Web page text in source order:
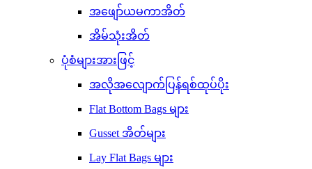
အဖျော်ယမကာအိတ်
အိမ်သုံးအိတ်
ပုံစံများအားဖြင့်
အလိုအလျောက်ပြန်ရစ်ထုပ်ပိုး
Flat Bottom Bags များ
Gusset အိတ်များ
Lay Flat Bags များ